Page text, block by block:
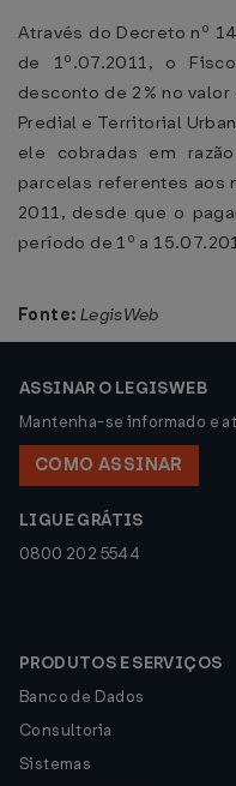
Através do Decreto nº
de 1º.07.2011, o
desconto de 2% no
Predial e Territorial
ele cobradas em
parcelas referentes aos
2011, desde que o
período de 1º a
Fonte: LegisWeb
ASSINAR O LEGISWEB
Mantenha-se informado e
COMO ASSINAR
LIGUE GRÁTIS
0800 202 5544
PRODUTOS E SERVIÇOS
Banco de Dados
Consultoria
Sistemas